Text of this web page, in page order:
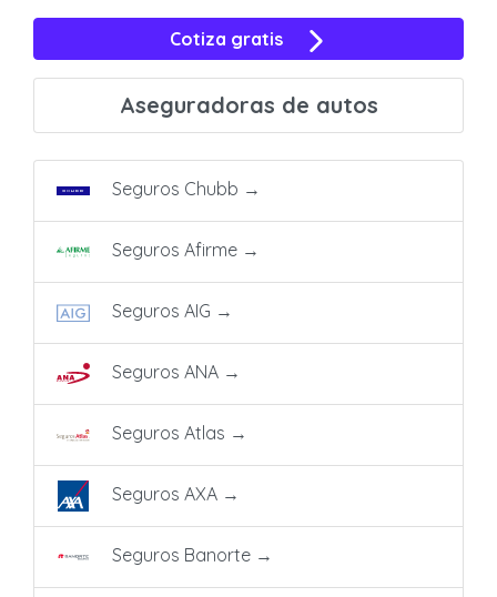
Cotiza gratis
Aseguradoras de autos
Seguros Chubb →
Seguros Afirme →
Seguros AIG →
Seguros ANA →
Seguros Atlas →
Seguros AXA →
Seguros Banorte →